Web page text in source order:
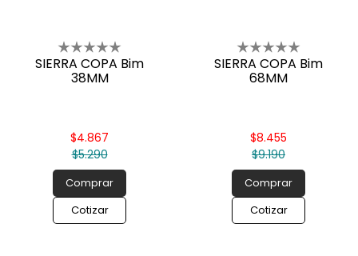
SIERRA COPA Bim
38MM
$5.290
$4.867
Comprar
Cotizar
SIERRA COPA Bim
68MM
$9.190
$8.455
Comprar
Cotizar